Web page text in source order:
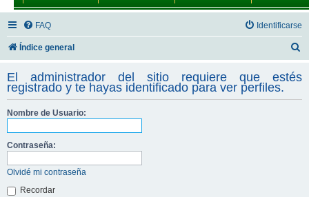
FAQ Identificarse
Índice general
s
c
El administrador del sitio requiere que estés
registrado y te hayas identificado para ver perfiles.
Nombre de Usuario:
Contraseña:
Olvidé mi contraseña
Recordar